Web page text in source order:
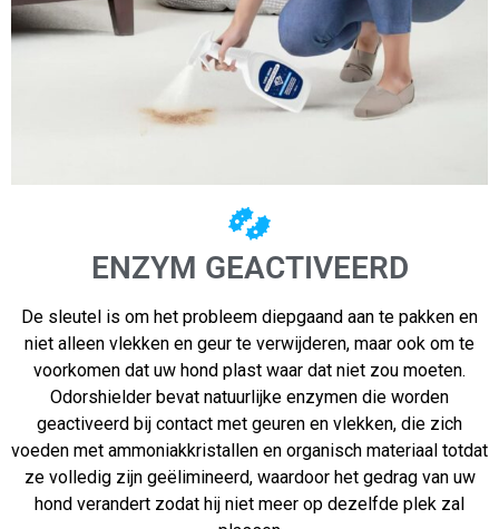
ENZYM GEACTIVEERD
De sleutel is om het probleem diepgaand aan te pakken en
niet alleen vlekken en geur te verwijderen, maar ook om te
voorkomen dat uw hond plast waar dat niet zou moeten.
Odorshielder bevat natuurlijke enzymen die worden
geactiveerd bij contact met geuren en vlekken, die zich
voeden met ammoniakkristallen en organisch materiaal totdat
ze volledig zijn geëlimineerd, waardoor het gedrag van uw
hond verandert zodat hij niet meer op dezelfde plek zal